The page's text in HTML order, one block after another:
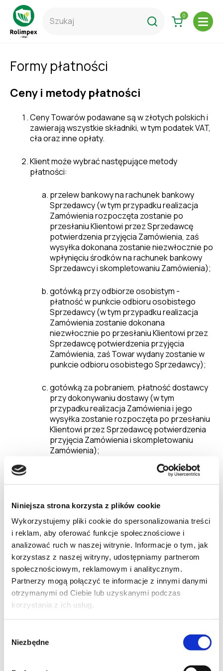
Niniejsza strona korzysta z plików cookie
Wykorzystujemy pliki cookie do spersonalizowania treści
i reklam, aby oferować funkcje społecznościowe i
analizować ruch w naszej witrynie. Informacje o tym, jak
korzystasz z naszej witryny, udostępniamy partnerom
społecznościowym, reklamowym i analitycznym.
Partnerzy mogą połączyć te informacje z innymi danymi
otrzymanymi od Ciebie lub uzyskanymi podczas
korzystania z ich usług.
zgody
Niezbędne
0
Formy płatności
Ceny i metody płatności
Ceny Towarów podawane są w złotych polskich i
zawierają wszystkie składniki, w tym podatek VAT,
cła oraz inne opłaty.
Klient może wybrać następujące metody
płatności:
przelew bankowy na rachunek bankowy
Sprzedawcy (w tym przypadku realizacja
Zamówienia rozpoczęta zostanie po
przesłaniu Klientowi przez Sprzedawcę
potwierdzenia przyjęcia Zamówienia, zaś
wysyłka dokonana zostanie niezwłocznie po
wpłynięciu środków na rachunek bankowy
Sprzedawcy i skompletowaniu Zamówienia);
gotówką przy odbiorze osobistym -
płatność w punkcie odbioru osobistego
Sprzedawcy (w tym przypadku realizacja
Zamówienia zostanie dokonana
niezwłocznie po przesłaniu Klientowi przez
Sprzedawcę potwierdzenia przyjęcia
Zamówienia, zaś Towar wydany zostanie w
punkcie odbioru osobistego Sprzedawcy);
gotówką za pobraniem, płatność dostawcy
przy dokonywaniu dostawy (w tym
przypadku realizacja Zamówienia i jego
wysyłka zostanie rozpoczęta po przesłaniu
Klientowi przez Sprzedawcę potwierdzenia
przyjęcia Zamówienia i skompletowaniu
Zamówienia);
płatność elektroniczna (w tym przypadku
realizacja Zamówienia rozpoczęta zostanie
potwierdzenia przyjęcia Zamówienia oraz po
systemu agenta rozliczeniowego o
dokonaniu płatności przez Klienta, zaś
wysyłka dokonana zostanie niezwłocznie po
skompletowaniu Zamówienia).
Sprzedawca na stronach internetowych Sklepu
informuje Klienta o terminie w jakim jest on
zobowiązany dokonać płatności za Zamówienie.
W przypadku braku płatności przez Klienta w
terminie, o którym mowa w zdaniu poprzednim,
Sprzedawca po uprzednim bezskutecznym
wezwaniu do zapłaty z wyznaczeniem
stosownego terminu może odstąpić od Umowy na